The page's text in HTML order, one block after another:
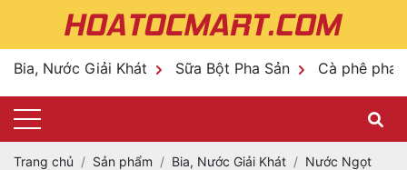
Bia, Nước Giải Khát Sữa Bột Pha Sản Cà phê pha
Trang chủ Sản phẩm Bia, Nước Giải Khát
Nước Ngọt